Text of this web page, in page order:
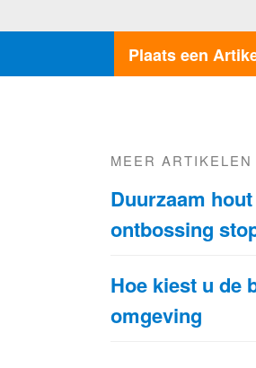
Plaats een
MEER ARTIKELEN
Duurzaam
ontbossing
Hoe kiest u de
omgeving